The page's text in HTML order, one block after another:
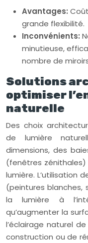
Avantages:
grande flexibilité.
Inconvénients:
minutieuse,
nombre de
Solutions
optimiser
naturelle
Des choix
de lumière
dimensions, des
(fenêtres
lumière. L’utilisation
(peintures blanches,
la lumière à
qu’augmenter la
l’éclairage naturel
construction ou de